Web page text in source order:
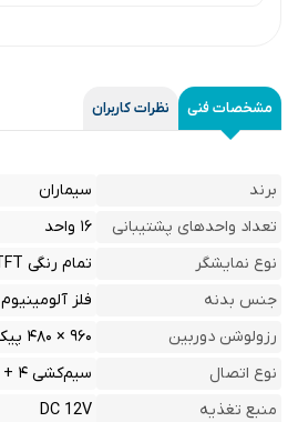
مشخصات فنی نظرات کاربران
برند
سیماران
تعداد واحدهای پشتیبانی
۱۶ واحد
نوع نمایشگر
تمام رنگی TFT
جنس بدنه
فلز آلومینیوم
رزولوشن دوربین
۹۶۰ × ۴۸۰ پیکسل
نوع اتصال
سیم‌کشی ۴ + N
منبع تغذیه
DC 12V